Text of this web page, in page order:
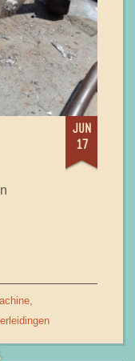
jun
17